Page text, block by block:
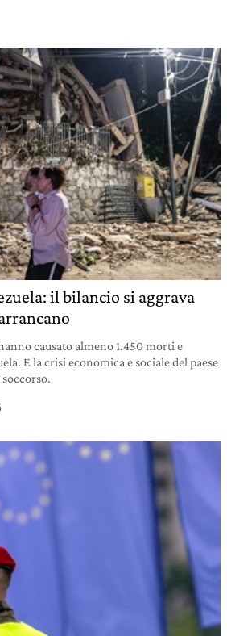
il bilancio si aggrava
causato almeno 1.450 morti e
E la crisi economica e sociale del paese